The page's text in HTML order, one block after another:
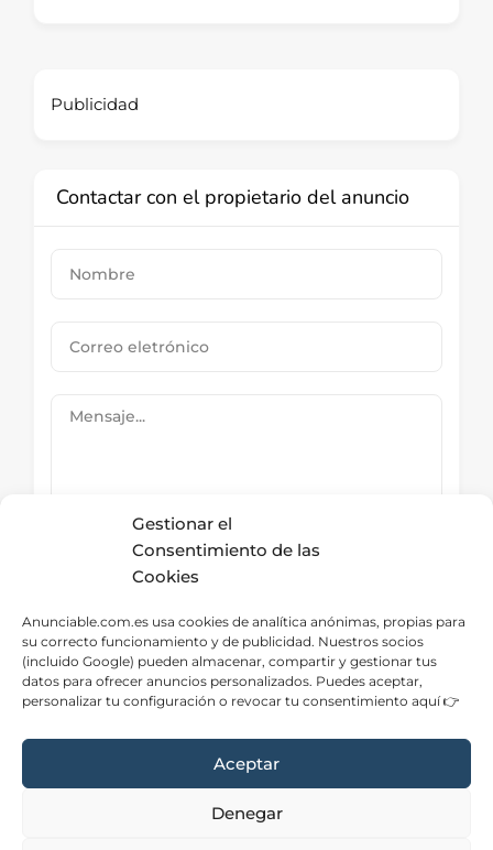
Gestionar el
Consentimiento de las
Cookies
Anunciable.com.es usa cookies de analítica anónimas, propias para
su correcto funcionamiento y de publicidad. Nuestros socios
(incluido Google) pueden almacenar, compartir y gestionar tus
datos para ofrecer anuncios personalizados. Puedes aceptar,
personalizar tu configuración o revocar tu consentimiento aquí 👉
Aceptar
Denegar
Publicidad
Contactar con el propietario del anuncio
Submit Now
Directorio – Categorías